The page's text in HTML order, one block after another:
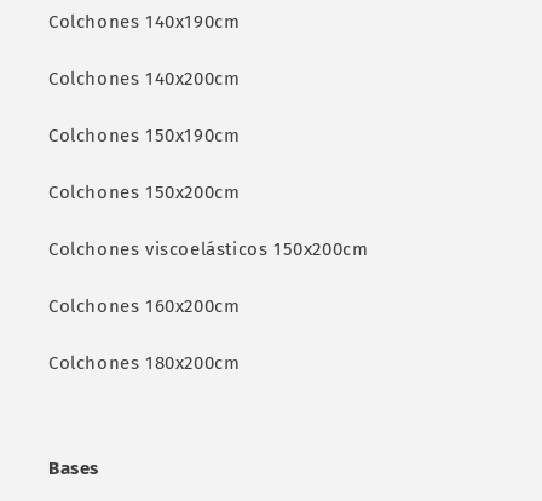
Colchones 140x190cm
Colchones 140x200cm
Colchones 150x190cm
Colchones 150x200cm
Colchones viscoelásticos 150x200cm
Colchones 160x200cm
Colchones 180x200cm
Bases